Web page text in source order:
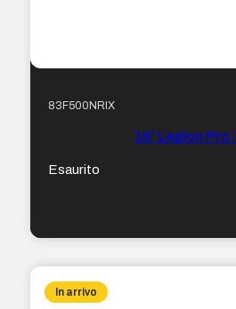
83F500NRIX
16″ Legion Pro
Esaurito
In arrivo